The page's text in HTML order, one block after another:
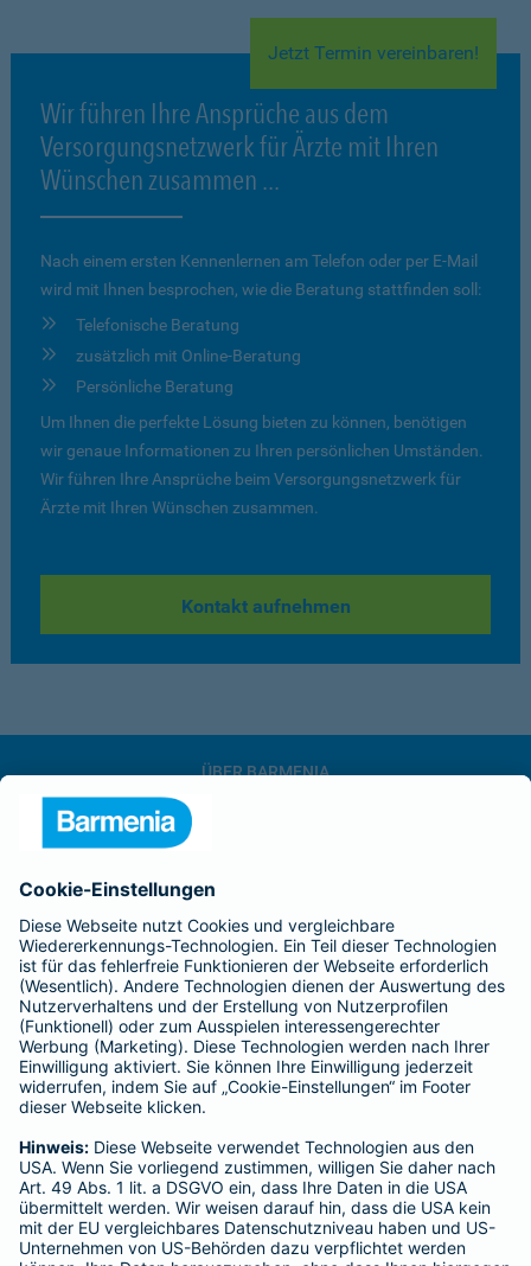
Jetzt Termin vereinbaren!
Wir führen Ihre Ansprüche aus dem
Versorgungsnetzwerk für Ärzte mit Ihren
Wünschen zusammen ...
Nach einem ersten Kennenlernen am Telefon oder per E-Mail
wird mit Ihnen besprochen, wie die Beratung stattfinden soll:
Telefonische Beratung
zusätzlich mit Online-Beratung
Persönliche Beratung
Um Ihnen die perfekte Lösung bieten zu können, benötigen
wir genaue Informationen zu Ihren persönlichen Umständen.
Wir führen Ihre Ansprüche beim Versorgungsnetzwerk für
Ärzte mit Ihren Wünschen zusammen.
Kontakt aufnehmen
ÜBER BARMENIA
Anfahrt
Affiliate-Partner werden
PRODUKTEMPFEHLUNGEN
Berufsunfähigkeitsversicherung für Ärzte
Kranken-Vollversicherung für Ärzte (VHV+)
Kranken-Vollversicherung für Zahnärzte (VZK+ und VZD+)
SERVICE
Adresse ändern
Serviceübersicht